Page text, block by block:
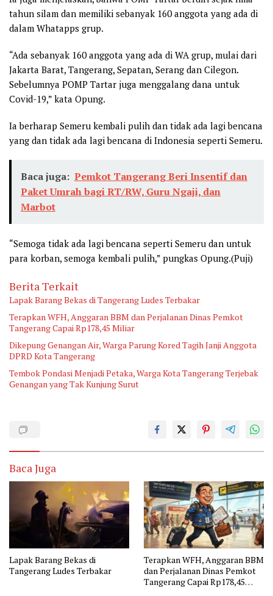
tahun silam dan memiliki sebanyak 160 anggota yang ada di
dalam Whatapps grup.
“Ada sebanyak 160 anggota yang ada di WA grup, mulai dari
Jakarta Barat, Tangerang, Sepatan, Serang dan Cilegon.
Sebelumnya POMP Tartar juga menggalang dana untuk
Covid-19,” kata Opung.
Ia berharap Semeru kembali pulih dan tidak ada lagi bencana
yang dan tidak ada lagi bencana di Indonesia seperti Semeru.
Baca juga: Pemkot Tangerang Beri Insentif dan
Paket Umrah bagi RT/RW, Guru Ngaji, dan
Marbot
“Semoga tidak ada lagi bencana seperti Semeru dan untuk
para korban, semoga kembali pulih,” pungkas Opung.(Puji)
Berita Terkait
Lapak Barang Bekas di Tangerang Ludes Terbakar
Terapkan WFH, Anggaran BBM dan Perjalanan Dinas Pemkot
Tangerang Capai Rp178,45 Miliar
Dikepung Genangan Air, Warga Parung Kored Tagih Janji Anggota
DPRD Kota Tangerang
Tembok Pondasi Menjadi Petaka, Warga Kota Tangerang Terjebak
Genangan yang Tak Kunjung Surut
Baca Juga
Lapak Barang Bekas di
Tangerang Ludes Terbakar
Terapkan WFH, Anggaran BBM
dan Perjalanan Dinas Pemkot
Tangerang Capai Rp178,45